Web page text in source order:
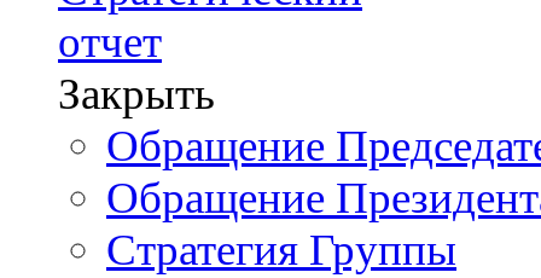
отчет
Закрыть
Обращение
Обращение
Стратегия Группы